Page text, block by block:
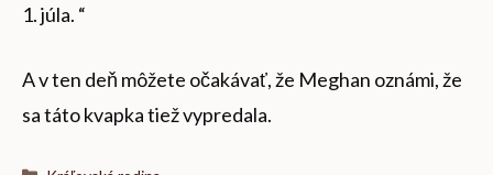
1. júla. “
A v ten deň môžete očakávať, že Meghan oznámi, že
sa táto kvapka tiež vypredala.